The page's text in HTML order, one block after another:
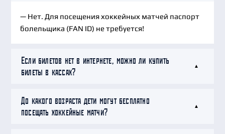
— Нет. Для посещения хоккейных матчей паспорт
болельщика (FAN ID) не требуется!
Если билетов нет в интернете, можно ли купить
билеты в кассах?
До какого возраста дети могут бесплатно
посещать хоккейные матчи?